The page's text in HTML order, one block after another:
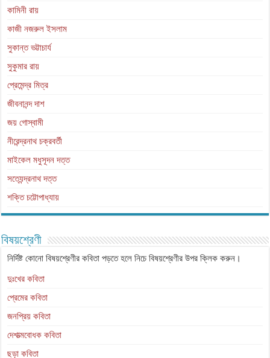
কামিনী রায়
কাজী নজরুল ইসলাম
সুকান্ত ভট্টাচার্য
সুকুমার রায়
প্রেমেন্দ্র মিত্র
জীবনানন্দ দাশ
জয় গোস্বামী
নীরেন্দ্রনাথ চক্রবর্তী
মাইকেল মধুসূদন দত্ত
সত্যেন্দ্রনাথ দত্ত
শক্তি চট্টোপাধ্যায়
বিষয়শ্রেণী
নির্দিষ্ট কোনো বিষয়শ্রেণীর কবিতা পড়তে হলে নিচে বিষয়শ্রেণীর উপর ক্লিক করুন।
দুঃখের কবিতা
প্রেমের কবিতা
জনপ্রিয় কবিতা
দেশাত্মবোধক কবিতা
ছড়া কবিতা